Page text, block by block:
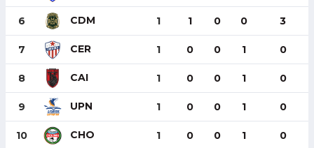
6 CDM 1 1 0 0 3
7 CER 1 0 0 1 0
8 CAI 1 0 0 1 0
9 UPN 1 0 0 1 0
10 CHO 1 0 0 1 0